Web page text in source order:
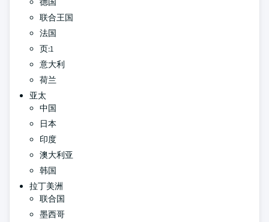
联合王国
法国
页:1
意大利
荷兰
亚太
中国
日本
印度
澳大利亚
韩国
拉丁美洲
联合国
墨西哥